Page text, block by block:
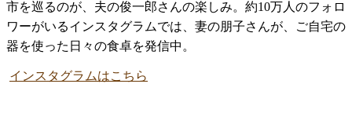
市を巡るのが、夫の俊一郎さんの楽しみ。約10万人のフォロ
ワーがいるインスタグラムでは、妻の朋子さんが、ご自宅の
器を使った日々の食卓を発信中。
インスタグラムはこちら